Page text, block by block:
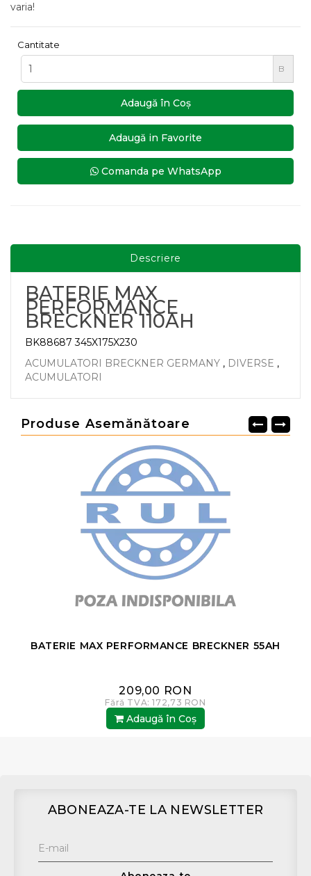
varia!
Cantitate
B
Adaugă în Coş
Adaugă in Favorite
Comanda pe WhatsApp
Descriere
BATERIE MAX
PERFORMANCE
BRECKNER 110AH
BK88687 345X175X230
ACUMULATORI BRECKNER GERMANY , DIVERSE ,
ACUMULATORI
Produse Asemănătoare
BATERIE MAX PERFORMANCE BRECKNER 55AH
209,00 RON
Fără TVA: 172,73 RON
Adaugă în Coş
ABONEAZA-TE LA NEWSLETTER